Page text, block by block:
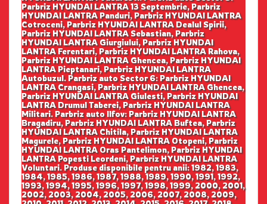
Parbriz HYUNDAI LANTRA 13 Septembrie, Parbriz
HYUNDAI LANTRA Panduri, Parbriz HYUNDAI LANTRA
Cotroceni, Parbriz HYUNDAI LANTRA Dealul Spirii,
Parbriz HYUNDAI LANTRA Sebastian, Parbriz
HYUNDAI LANTRA Giurgiului, Parbriz HYUNDAI
LANTRA Ferentari, Parbriz HYUNDAI LANTRA Rahova,
Parbriz HYUNDAI LANTRA Ghencea, Parbriz HYUNDAI
LANTRA Pieptanari, Parbriz HYUNDAI LANTRA
Autobuzul. Parbriz auto Sector 6: Parbriz HYUNDAI
LANTRA Crangasi, Parbriz HYUNDAI LANTRA Ghencea,
Parbriz HYUNDAI LANTRA Giulesti, Parbriz HYUNDAI
LANTRA Drumul Taberei, Parbriz HYUNDAI LANTRA
Militari. Parbriz auto Ilfov: Parbriz HYUNDAI LANTRA
Bragadiru, Parbriz HYUNDAI LANTRA Buftea, Parbriz
HYUNDAI LANTRA Chitila, Parbriz HYUNDAI LANTRA
Magurele, Parbriz HYUNDAI LANTRA Otopeni, Parbriz
HYUNDAI LANTRA Oras Pantelimon, Parbriz HYUNDAI
LANTRA Popesti Leordeni, Parbriz HYUNDAI LANTRA
Voluntari. Produse disponibile pentru anii: 1982, 1983,
1984, 1985, 1986, 1987, 1988, 1989, 1990, 1991, 1992,
1993, 1994, 1995, 1996, 1997, 1998, 1999, 2000, 2001,
2002, 2003, 2004, 2005, 2006, 2007, 2008, 2009,